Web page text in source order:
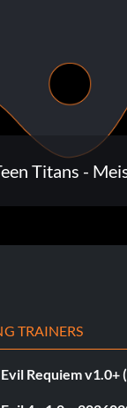
Titans -
TRAINERS
Requiem v1.0+